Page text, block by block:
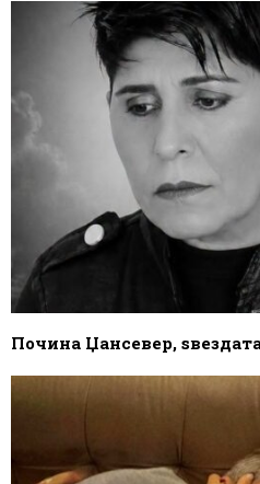
Почина Џансевер,